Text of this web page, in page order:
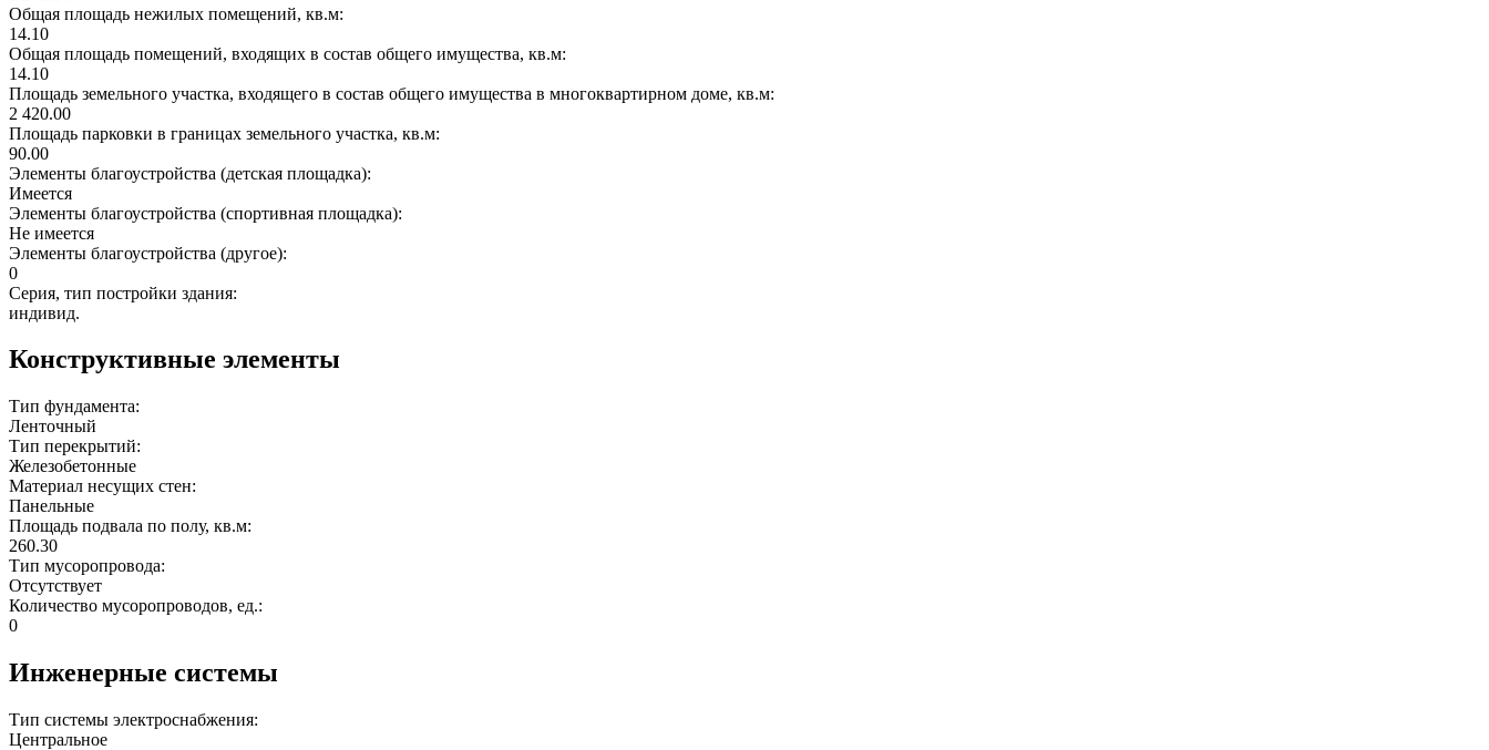
Общая площадь нежилых помещений, кв.м:
14.10
Общая площадь помещений, входящих в состав общего имущества, кв.м:
14.10
Площадь земельного участка, входящего в состав общего имущества в многоквартирном доме, кв.м:
2 420.00
Площадь парковки в границах земельного участка, кв.м:
90.00
Элементы благоустройства (детская площадка):
Имеется
Элементы благоустройства (спортивная площадка):
Не имеется
Элементы благоустройства (другое):
0
Серия, тип постройки здания:
индивид.
Конструктивные элементы
Тип фундамента:
Ленточный
Тип перекрытий:
Железобетонные
Материал несущих стен:
Панельные
Площадь подвала по полу, кв.м:
260.30
Тип мусоропровода:
Отсутствует
Количество мусоропроводов, ед.:
0
Инженерные системы
Тип системы электроснабжения:
Центральное